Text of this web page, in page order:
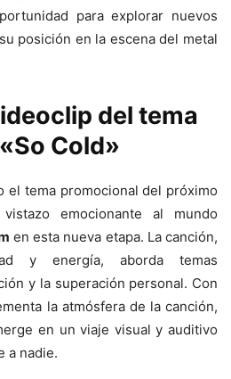
para explorar nuevos
posición en la escena del metal
del tema
Cold»
el tema promocional del próximo
emocionante al mundo
en esta nueva etapa. La canción,
y energía, aborda temas
y la superación personal. Con
la atmósfera de la canción,
en un viaje visual y auditivo
a nadie.